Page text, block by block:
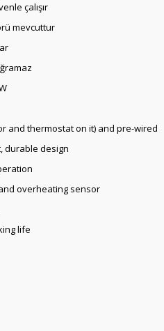
çalışır
mevcuttur
and thermostat on it) and pre-wired
durable design
overheating sensor
life